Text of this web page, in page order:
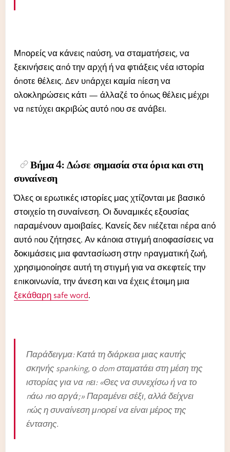
Μπορείς να κάνεις παύση, να σταματήσεις, να
ξεκινήσεις από την αρχή ή να φτιάξεις νέα ιστορία
όποτε θέλεις. Δεν υπάρχει καμία πίεση να
ολοκληρώσεις κάτι — άλλαζέ το όπως θέλεις μέχρι
να πετύχει ακριβώς αυτό που σε ανάβει.
Βήμα 4: Δώσε σημασία στα όρια και στη
συναίνεση
Όλες οι ερωτικές ιστορίες μας χτίζονται με βασικό
στοιχείο τη συναίνεση. Οι δυναμικές εξουσίας
παραμένουν αμοιβαίες. Κανείς δεν πιέζεται πέρα από
αυτό που ζήτησες. Αν κάποια στιγμή αποφασίσεις να
δοκιμάσεις μια φαντασίωση στην πραγματική ζωή,
χρησιμοποίησε αυτή τη στιγμή για να σκεφτείς την
επικοινωνία, την άνεση και να έχεις έτοιμη μια
ξεκάθαρη safe word.
Παράδειγμα: Κατά τη διάρκεια μιας καυτής
σκηνής spanking, ο dom σταματάει στη μέση της
ιστορίας για να πει: «Θες να συνεχίσω ή να το
πάω πιο αργά;» Παραμένει σέξι, αλλά δείχνει
πώς η συναίνεση μπορεί να είναι μέρος της
έντασης.